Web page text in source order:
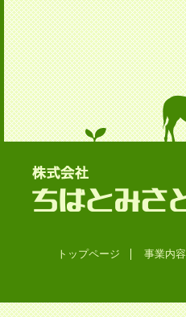
トップページ 事業内容